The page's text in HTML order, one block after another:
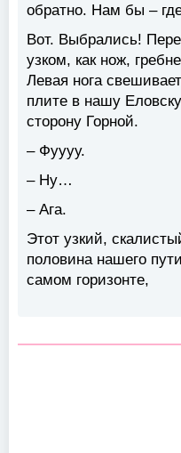
обратно. Нам бы –
Вот. Выбрались!
узком, как нож,
Левая нога
плите в нашу
сторону Горной.
– Фуууу.
– Ну…
– Ага.
Этот узкий,
половина нашего
самом горизонте,